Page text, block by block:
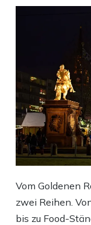
Vom Goldenen
zwei Reihen.
bis zu Food-